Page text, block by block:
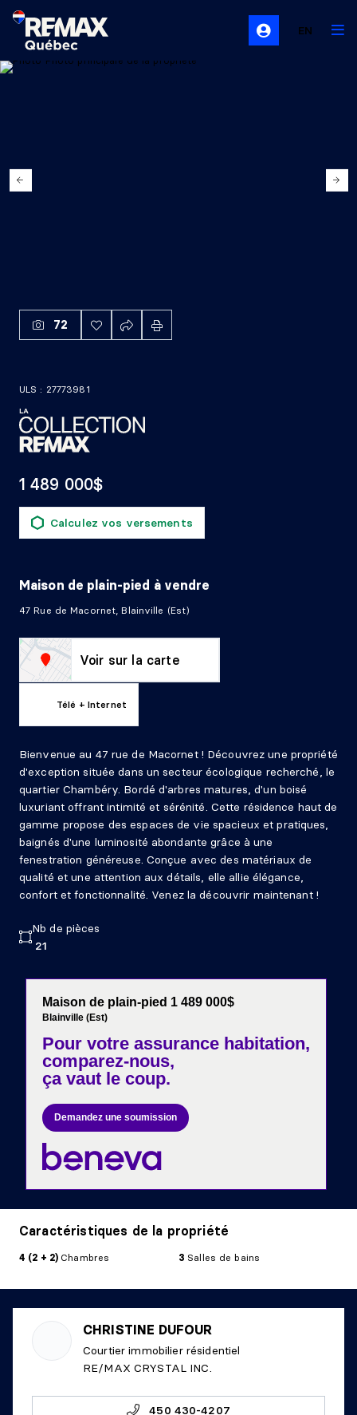
EN
72
1 489 000$
Calculez vos versements
ULS : 27773981
Maison de plain-pied à vendre
47 Rue de Macornet, Blainville (Est)
Voir sur la carte
Télé + Internet
Bienvenue au 47 rue de Macornet ! Découvrez une propriété
d'exception située dans un secteur écologique recherché, le
quartier Chambéry. Bordé d'arbres matures, d'un boisé
luxuriant offrant intimité et sérénité. Cette résidence haut de
gamme propose des espaces de vie spacieux et pratiques,
baignés d'une luminosité abondante grâce à une
fenestration généreuse. Conçue avec des matériaux de
qualité et une attention aux détails, elle allie élégance,
confort et fonctionnalité. Venez la découvrir maintenant !
Nb de pièces
21
Maison de plain-pied 1 489 000$
Blainville (Est)
Pour votre assurance habitation,
comparez-nous,
ça vaut le coup.
Demandez une soumission
Caractéristiques de la propriété
4 (2 + 2) Chambres 3 Salles de bains
CHRISTINE DUFOUR
Courtier immobilier résidentiel
RE/MAX CRYSTAL INC.
450 430-4207